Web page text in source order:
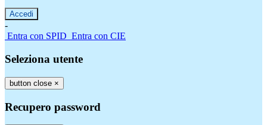
-
Entra con SPID Entra con CIE
Seleziona utente
button close ×
Recupero password